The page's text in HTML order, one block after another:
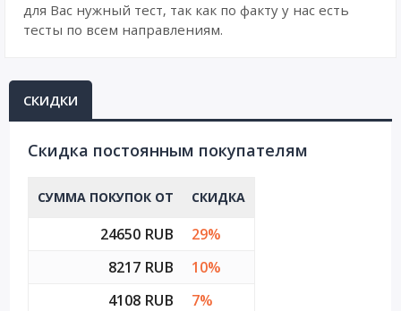
для Вас нужный тест, так как по факту у нас есть
тесты по всем направлениям.
СКИДКИ
Cкидка постоянным покупателям
СУММА ПОКУПОК ОТ СКИДКА
24650 RUB
29%
8217 RUB
10%
4108 RUB
7%